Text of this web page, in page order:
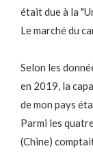
était due à la
Le marché du
Selon les
en 2019, la
de mon pays
Parmi les
(Chine)